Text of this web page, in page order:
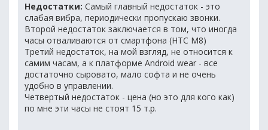
Недостатки: Самый главный недостаток - это
слабая вибра, периодически пропускаю звонки.
Второй недостаток заключается в том, что иногда
часы отваливаются от смартфона (HTC M8)
Третий недостаток, на мой взгляд, не относится к
самим часам, а к платформе Android wear - все
достаточно сыровато, мало софта и не очень
удобно в управлении.
Четвертый недостаток - цена (но это для кого как)
по мне эти часы не стоят 15 т.р.